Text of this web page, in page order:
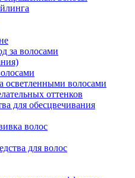
за волосами
осветленными волосами
оттенков
для обесцвечивания
волос
для волос